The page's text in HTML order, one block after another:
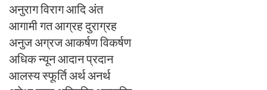
अनुराग विराग आदि अंत
आगामी गत आग्रह दुराग्रह
अनुज अग्रज आकर्षण विकर्षण
अधिक न्यून आदान प्रदान
आलस्य स्फूर्ति अर्थ अनर्थ